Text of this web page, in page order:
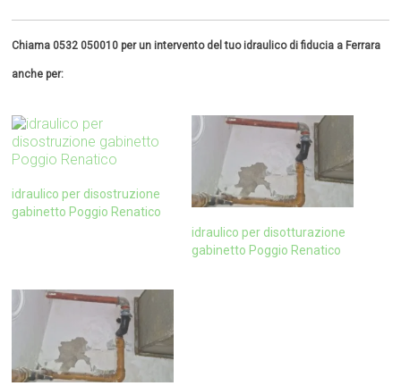
Chiama 0532 050010 per un intervento del tuo idraulico di fiducia a Ferrara
anche per:
idraulico per disostruzione
gabinetto Poggio Renatico
idraulico per disotturazione
gabinetto Poggio Renatico